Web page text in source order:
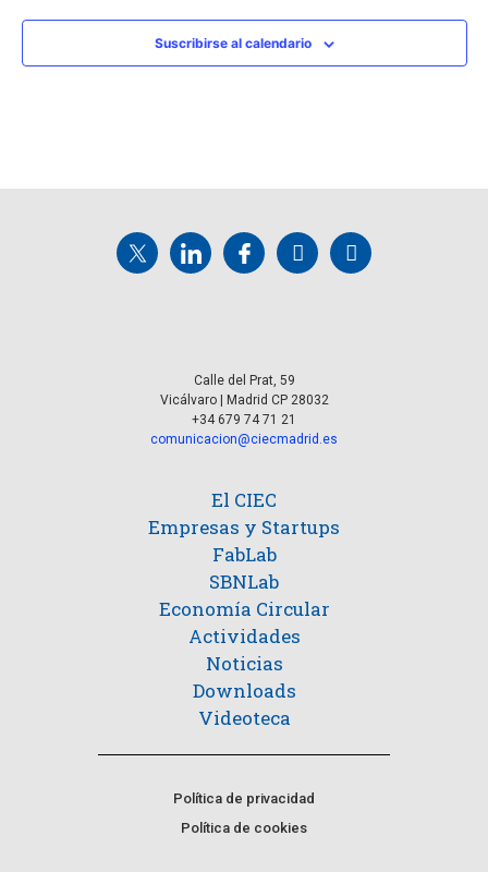
Suscribirse al calendario
Calle del Prat, 59
Vicálvaro | Madrid CP 28032
+34 679 74 71 21
comunicacion@ciecmadrid.es
El CIEC
Empresas y Startups
FabLab
SBNLab
Economía Circular
Actividades
Noticias
Downloads
Videoteca
Política de privacidad
Política de cookies